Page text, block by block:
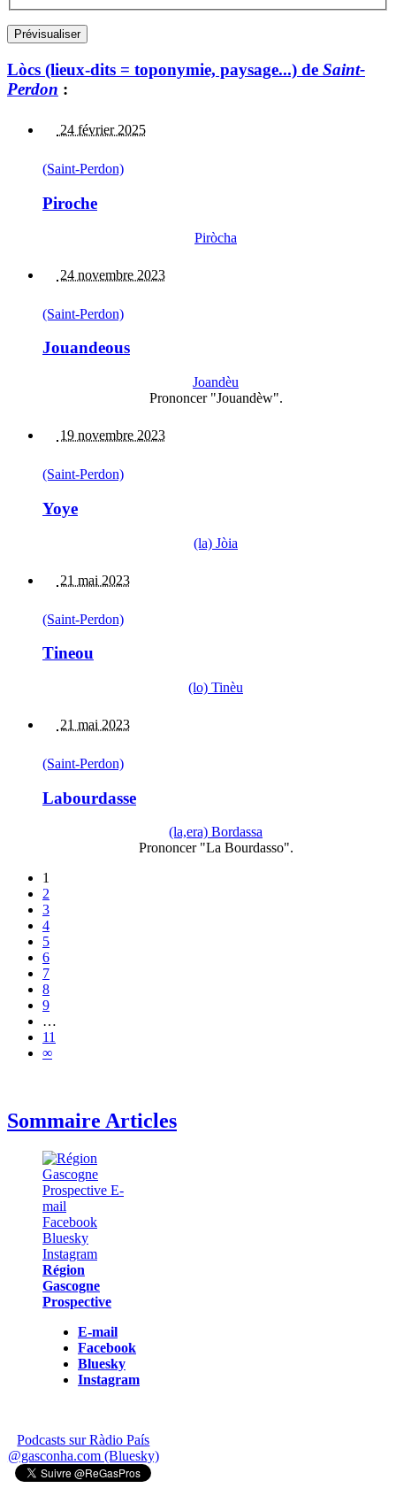
Lòcs (lieux-dits = toponymie, paysage...) de Saint-
Perdon :
24 février 2025
(Saint-Perdon)
Piroche
Piròcha
24 novembre 2023
(Saint-Perdon)
Jouandeous
Joandèu
Prononcer "Jouandèw".
19 novembre 2023
(Saint-Perdon)
Yoye
(la) Jòia
21 mai 2023
(Saint-Perdon)
Tineou
(lo) Tinèu
21 mai 2023
(Saint-Perdon)
Labourdasse
(la,era) Bordassa
Prononcer "La Bourdasso".
1
2
3
4
5
6
7
8
9
…
11
∞
Sommaire Articles
Région
Gascogne
Prospective
E-mail
Facebook
Bluesky
Instagram
Podcasts sur Ràdio País
@gasconha.com (Bluesky)